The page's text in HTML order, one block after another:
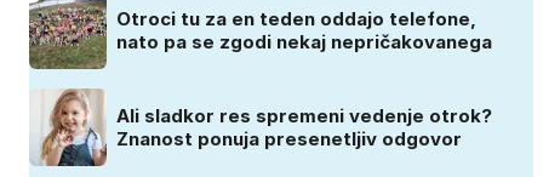
Otroci tu za en teden oddajo telefone,
nato pa se zgodi nekaj nepričakovanega
Ali sladkor res spremeni vedenje otrok?
Znanost ponuja presenetljiv odgovor